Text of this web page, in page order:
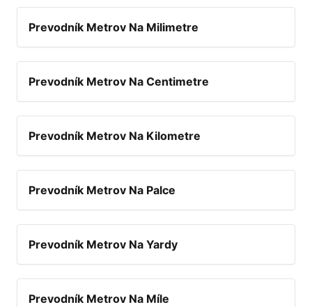
Prevodník Metrov Na Milimetre
Prevodník Metrov Na Centimetre
Prevodník Metrov Na Kilometre
Prevodník Metrov Na Palce
Prevodník Metrov Na Yardy
Prevodník Metrov Na Míle